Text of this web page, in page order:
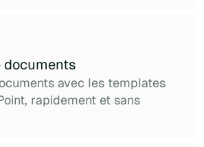
documents
avec les templates
rapidement et sans